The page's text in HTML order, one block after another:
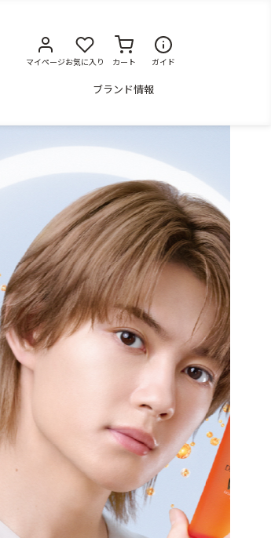
マイページお気に入り カート ガイド
ブランド情報